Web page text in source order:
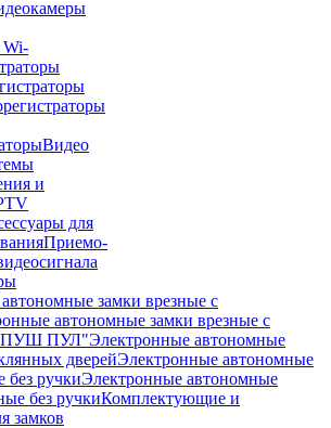
Wi-
Видео
и
для
Приемо-
замки врезные с
автономные замки врезные с
"ПУШ ПУЛ"Электронные автономные
дверейЭлектронные автономные
без ручкиЭлектронные автономные
без ручкиКомплектующие и
замков